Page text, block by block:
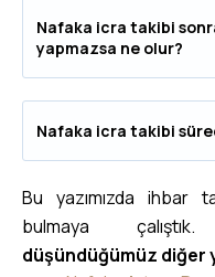
Nafaka icra takibi
yapmazsa ne olur?
Nafaka icra takibi
Bu yazımızda ihbar
bulmaya
düşündüğümüz diğer